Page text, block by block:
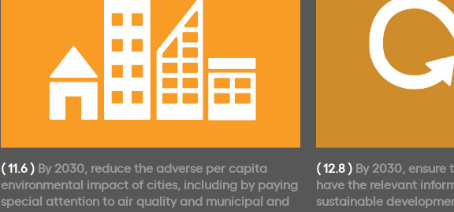
( 11.6 )By 2030, reduce the adverse per capita
environmental impact of cities, including by paying
special attention to air quality and municipal and
( 12.8 )By 2030, ensure
have the relevant
sustainable